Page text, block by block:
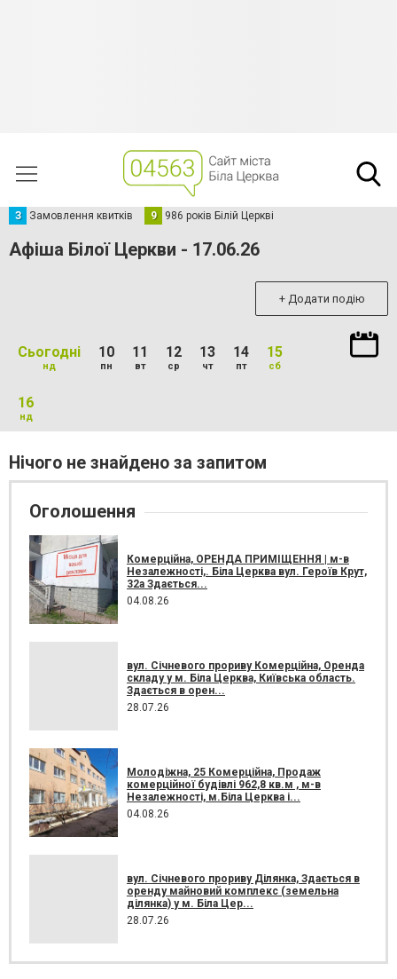
З Замовлення квитків 9 986 років Білій Церкві
Афіша Білої Церкви - 17.06.26
+ Додати подію
Сьогодні
нд
10
пн
11
вт
12
ср
13
чт
14
пт
15
сб
16
нд
Нічого не знайдено за запитом
Оголошення
Комерційна, ОРЕНДА ПРИМІЩЕННЯ | м-в
Незалежності,. Біла Церква вул. Героїв Крут,
32а Здається...
04.08.26
вул. Січневого прориву Комерційна, Оренда
складу у м. Біла Церква, Київська область.
Здається в орен...
28.07.26
Молодіжна, 25 Комерційна, Продаж
комерційної будівлі 962,8 кв.м , м-в
Незалежності, м.Біла Церква і...
04.08.26
вул. Січневого прориву Ділянка, Здається в
оренду майновий комплекс (земельна
ділянка) у м. Біла Цер...
28.07.26